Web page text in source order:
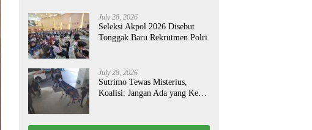
July 28, 2026
Seleksi Akpol 2026 Disebut
Tonggak Baru Rekrutmen Polri
July 28, 2026
Sutrimo Tewas Misterius,
Koalisi: Jangan Ada yang Kebal